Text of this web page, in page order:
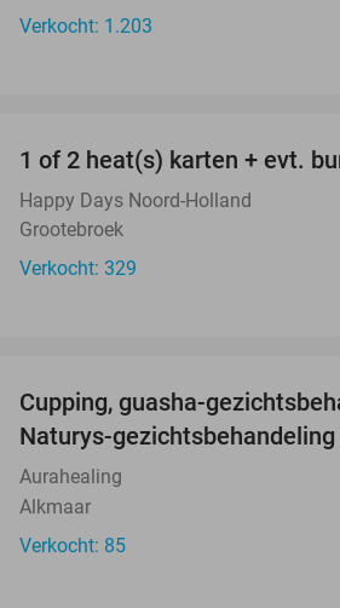
Verkocht: 1.203
1 of 2 heat(s) karten + evt.
Happy Days Noord-Holland
Grootebroek
Verkocht: 329
Cupping, guasha-
Naturys-
Aurahealing
Alkmaar
Verkocht: 85